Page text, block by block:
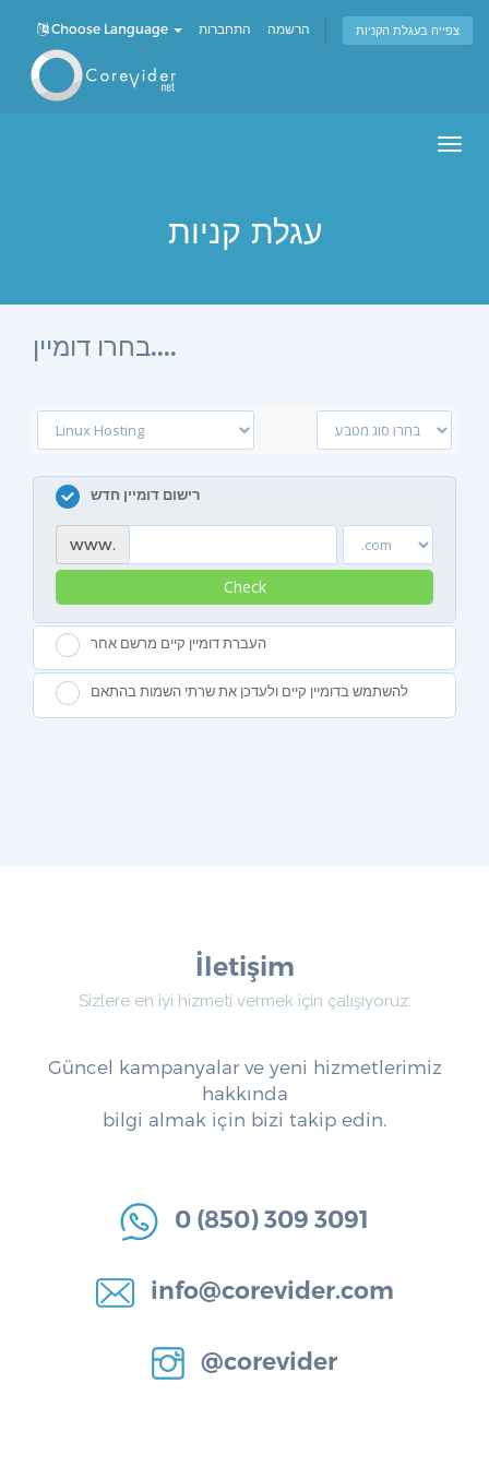
Choose Language התחברות הרשמה צפייה בעגלת הקניות
עגלת קניות
בחרו דומיין....
רישום דומיין חדש
www.
Check
העברת דומיין קיים מרשם אחר
להשתמש בדומיין קיים ולעדכן את שרתי השמות בהתאם
İletişim
Sizlere en iyi hizmeti vermek için çalışıyoruz.
Güncel kampanyalar ve yeni hizmetlerimiz
hakkında
bilgi almak için bizi takip edin.
0 (850) 309 3091
info@corevider.com
@corevider